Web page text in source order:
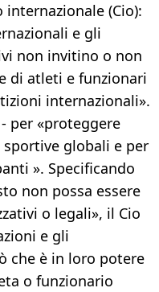
(Cio):
e gli
non invitino o non
di atleti e funzionari
internazionali».
per «proteggere
globali e per
». Specificando
non possa essere
o legali», il Cio
e gli
che è in loro potere
o funzionario